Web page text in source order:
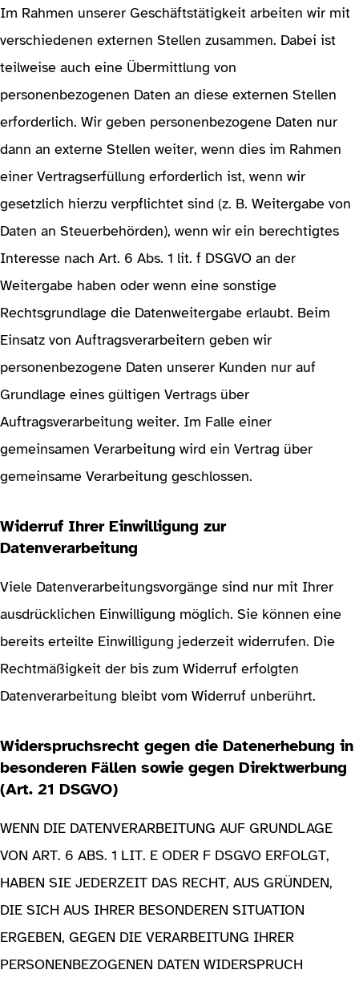
Im Rahmen unserer Geschäftstätigkeit arbeiten wir mit
verschiedenen externen Stellen zusammen. Dabei ist
teilweise auch eine Übermittlung von
personenbezogenen Daten an diese externen Stellen
erforderlich. Wir geben personenbezogene Daten nur
dann an externe Stellen weiter, wenn dies im Rahmen
einer Vertragserfüllung erforderlich ist, wenn wir
gesetzlich hierzu verpflichtet sind (z. B. Weitergabe von
Daten an Steuerbehörden), wenn wir ein berechtigtes
Interesse nach Art. 6 Abs. 1 lit. f DSGVO an der
Weitergabe haben oder wenn eine sonstige
Rechtsgrundlage die Datenweitergabe erlaubt. Beim
Einsatz von Auftragsverarbeitern geben wir
personenbezogene Daten unserer Kunden nur auf
Grundlage eines gültigen Vertrags über
Auftragsverarbeitung weiter. Im Falle einer
gemeinsamen Verarbeitung wird ein Vertrag über
gemeinsame Verarbeitung geschlossen.
Widerruf Ihrer Einwilligung zur
Datenverarbeitung
Viele Datenverarbeitungsvorgänge sind nur mit Ihrer
ausdrücklichen Einwilligung möglich. Sie können eine
bereits erteilte Einwilligung jederzeit widerrufen. Die
Rechtmäßigkeit der bis zum Widerruf erfolgten
Datenverarbeitung bleibt vom Widerruf unberührt.
Widerspruchsrecht gegen die Datenerhebung in
besonderen Fällen sowie gegen Direktwerbung
(Art. 21 DSGVO)
WENN DIE DATENVERARBEITUNG AUF GRUNDLAGE
VON ART. 6 ABS. 1 LIT. E ODER F DSGVO ERFOLGT,
HABEN SIE JEDERZEIT DAS RECHT, AUS GRÜNDEN,
DIE SICH AUS IHRER BESONDEREN SITUATION
ERGEBEN, GEGEN DIE VERARBEITUNG IHRER
PERSONENBEZOGENEN DATEN WIDERSPRUCH